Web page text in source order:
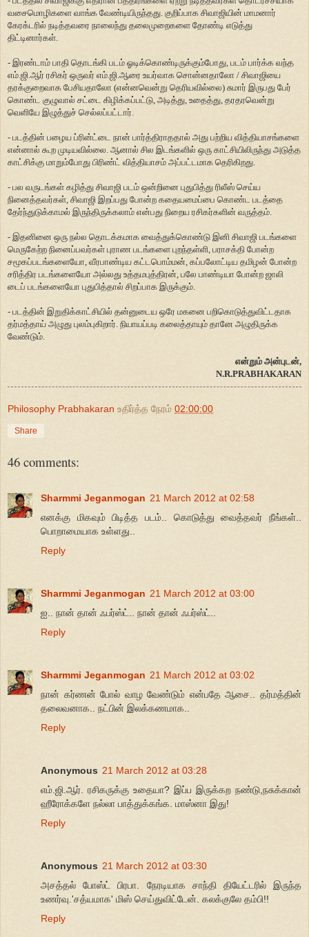
வசைமொழிகளை வாங்க வேண்டியிருந்தது. குறிப்பாக சிவாஜியின் மாமனார்
கேரக்டரில் நடித்தவரை நாலைந்து தலைமுறைகளை தோண்டி எடுத்து
திட்டினார்கள்.
- இரண்டாம் பாதி தொடங்கி படம் ஓடிக்கொண்டிருக்கும்போது, படம் பார்க்க வந்த
எம்.ஜி.ஆர் ரசிகர் ஒருவர் எம்.ஜி.ஆரை உயர்வாக சொன்னதாலோ / சிவாஜியை
தரக்குறைவாக பேசியதாலோ (என்னவென்று தெரியவில்லை) சுமார் இருபது பேர்
கொண்ட குழுவால் சட்டை கிழிக்கப்பட்டு, அடித்து, உதைத்து, தரதரவென்று
வெளியே இழுத்துச் செல்லப்பட்டார்.
- படத்தின் பழைய ப்ரின்ட்டை நான் பார்த்திராததால் அது பற்றிய வித்தியாசங்களை
என்னால் கூற முடியவில்லை. ஆனால் சில இடங்களில் ஒரு காட்சியிலிருந்து அடுத்த
காட்சிக்கு மாறும்போது பிரிண்ட் வித்தியாசம் அப்பட்டமாக தெரிகிறது.
- பல வருடங்கள் கழித்து சிவாஜி படம் ஒன்றினை புதுபித்து ரிலீஸ் செய்ய
நினைத்தவர்கள், சிவாஜி இறப்பது போன்ற கதையமைப்பை கொண்ட படத்தை
தேர்ந்துடுக்காமல் இருந்திருக்கலாம் என்பது நிறைய ரசிகர்களின் வருத்தம்.
- இதனினை ஒரு நல்ல தொடக்கமாக வைத்துக்கொண்டு இனி சிவாஜி படங்களை
மெருகேற்ற நினைப்பவர்கள் புராண படங்களை புறந்தள்ளி, பராசக்தி போன்ற
சமூகப்படங்களையோ, வீரபாண்டிய கட்டபொம்மன், கப்பலோட்டிய தமிழன் போன்ற
சரித்திர படங்களையோ அல்லது உத்தமபுத்திரன், பலே பாண்டியா போன்ற ஜாலி
டைப் படங்களையோ புதுபித்தால் சிறப்பாக இருக்கும்.
- படத்தின் இறுதிக்காட்சியில் தன்னுடைய ஒரே மகனை பறிகொடுத்துவிட்டதாக
தர்மத்தாய் அழுது புலம்புகிறார். நியாயப்படி கலைத்தாயும் தானே அழுதிருக்க
வேண்டும்.
என்றும் அன்புடன்,
N.R.PRABHAKARAN
Philosophy Prabhakaran உதிர்த்த நேரம் 02:00:00
Share
46 comments:
Sharmmi Jeganmogan 21 March 2012 at 02:58
எனக்கு மிகவும் பிடித்த படம்.. கொடுத்து வைத்தவர் நீங்கள்..
பொறாமையாக உள்ளது..
Reply
Sharmmi Jeganmogan 21 March 2012 at 03:00
ஐ.. நான் தான் ஃபர்ஸ்ட்.. நான் தான் ஃபர்ஸ்ட்..
Reply
Sharmmi Jeganmogan 21 March 2012 at 03:02
நான் கர்ணன் போல் வாழ வேண்டும் என்பதே ஆசை.. தர்மத்தின்
தலைவனாக.. நட்பின் இலக்கணமாக..
Reply
Anonymous 21 March 2012 at 03:28
எம்.ஜி.ஆர். ரசிகருக்கு உதையா? இப்ப இருக்கற நண்டு,நசுக்கான்
ஹீரோக்களே நல்லா பாத்துக்கங்க. மாஸ்னா இது!
Reply
Anonymous 21 March 2012 at 03:30
அசத்தல் போஸ்ட் பிரபா. நேரடியாக சாந்தி தியேட்டரில் இருந்த
உணர்வு.'சத்யமாக' மிஸ் செய்துவிட்டேன். கலக்குலே தம்பி!!
Reply